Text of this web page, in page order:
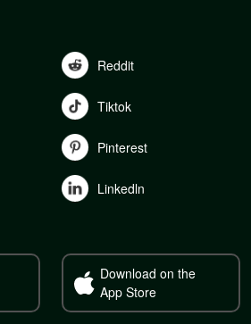
Reddit
Tiktok
Pinterest
Linkedln
Download on the
App Store